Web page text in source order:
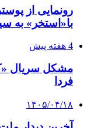
رونمایی از
با«استخر» به
4 هفته پیش
مشکل سریال
فردا
۱۴۰۵/۰۴/۱۸